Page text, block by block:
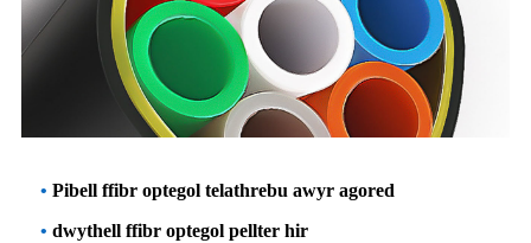
• Pibell ffibr optegol telathrebu awyr agored
• dwythell ffibr optegol pellter hir